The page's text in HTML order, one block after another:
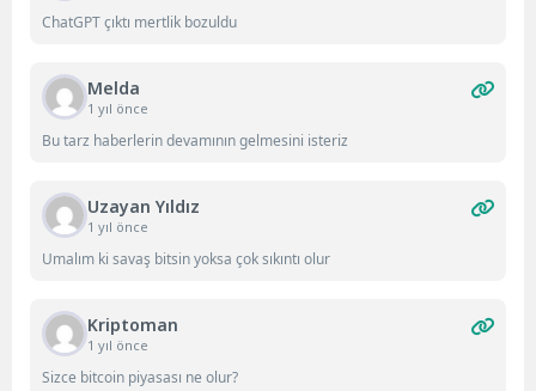
ChatGPT çıktı mertlik bozuldu
Melda
1 yıl önce
Bu tarz haberlerin devamının gelmesini isteriz
Uzayan Yıldız
1 yıl önce
Umalım ki savaş bitsin yoksa çok sıkıntı olur
Kriptoman
1 yıl önce
Sizce bitcoin piyasası ne olur?